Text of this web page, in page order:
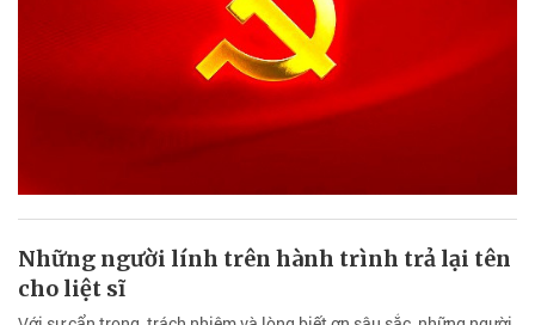
Những người lính trên hành trình trả lại tên
cho liệt sĩ